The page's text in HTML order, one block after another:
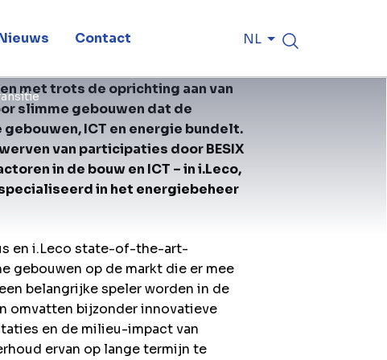
Contact NL
met trots de oprichting aan van
slimme gebouwen dat de
ICT en energie bundelt.
van participaties door BESIX
in de bouw en ICT – in i.Leco,
in het energiebeheer
en i.Leco state-of-the-art-
gebouwen op de markt die er mee
belangrijke speler worden in de
omvatten bijzonder innovatieve
en de milieu-impact van
ervan op lange termijn te